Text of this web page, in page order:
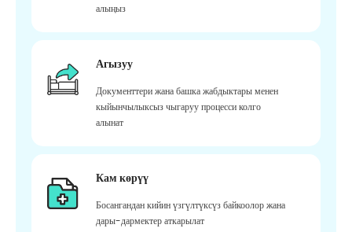
алыңыз
Агызуу
Документтери жана башка жабдыктары менен
кыйынчылыксыз чыгаруу процесси колго
алынат
Кам көрүү
Босангандан кийин үзгүлтүксүз байкоолор жана
дары-дармектер аткарылат